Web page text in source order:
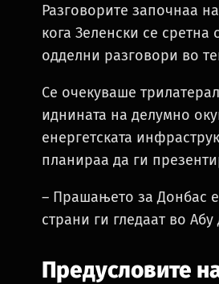
Разговорите започнаа
кога Зеленски се
одделни разговори во
Се очекуваше
иднината на делумно
енергетската
планираа да ги
– Прашањето за Донбас е
страни ги гледаат во
Предусловите